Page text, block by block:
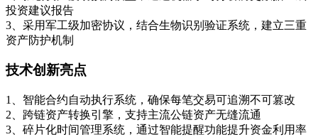
投资建议报告
3、采用军工级加密协议，结合生物识别验证系统，建立三重
资产防护机制
技术创新亮点
1、智能合约自动执行系统，确保每笔交易可追溯不可篡改
2、跨链资产转换引擎，支持主流公链资产无缝流通
3、碎片化时间管理系统，通过智能提醒功能提升资金利用率